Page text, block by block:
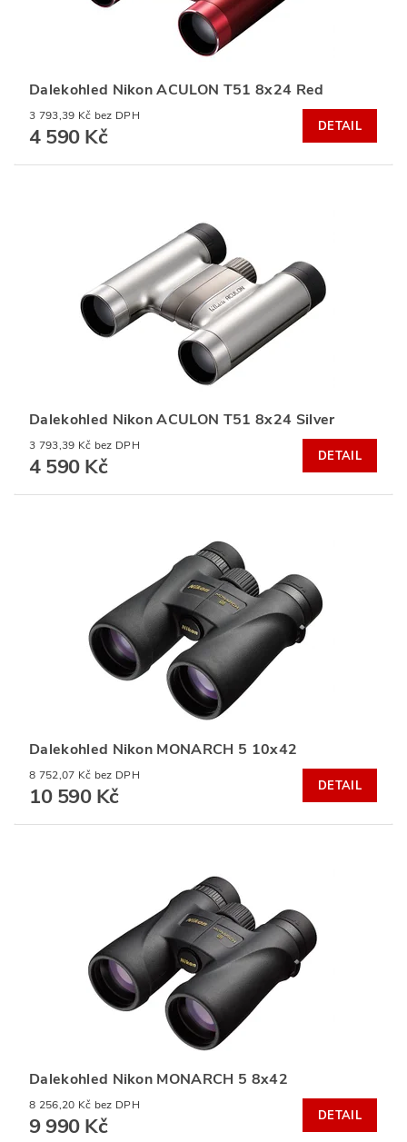
Dalekohled Nikon ACULON T51 8x24 Red
3 793,39 Kč bez DPH
4 590 Kč DETAIL
Dalekohled Nikon ACULON T51 8x24 Silver
3 793,39 Kč bez DPH
4 590 Kč DETAIL
Dalekohled Nikon MONARCH 5 10x42
8 752,07 Kč bez DPH
10 590 Kč DETAIL
Dalekohled Nikon MONARCH 5 8x42
8 256,20 Kč bez DPH
9 990 Kč DETAIL